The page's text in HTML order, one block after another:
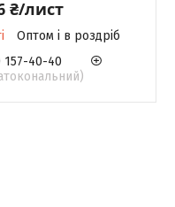
₴/лист
Оптом і в роздріб
157-40-40